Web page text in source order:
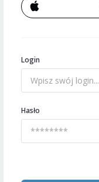
Login
Hasło